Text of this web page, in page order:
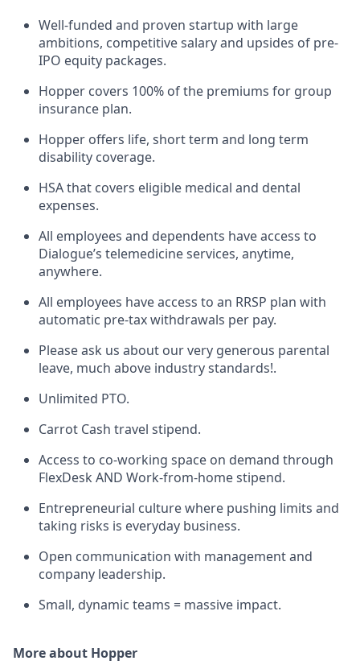
Well-funded and proven startup with large
ambitions, competitive salary and upsides of pre-
IPO equity packages.
Hopper covers 100% of the premiums for group
insurance plan.
Hopper offers life, short term and long term
disability coverage.
HSA that covers eligible medical and dental
expenses.
All employees and dependents have access to
Dialogue’s telemedicine services, anytime,
anywhere.
All employees have access to an RRSP plan with
automatic pre-tax withdrawals per pay.
Please ask us about our very generous parental
leave, much above industry standards!.
Unlimited PTO.
Carrot Cash travel stipend.
Access to co-working space on demand through
FlexDesk AND Work-from-home stipend.
Entrepreneurial culture where pushing limits and
taking risks is everyday business.
Open communication with management and
company leadership.
Small, dynamic teams = massive impact.
More about Hopper